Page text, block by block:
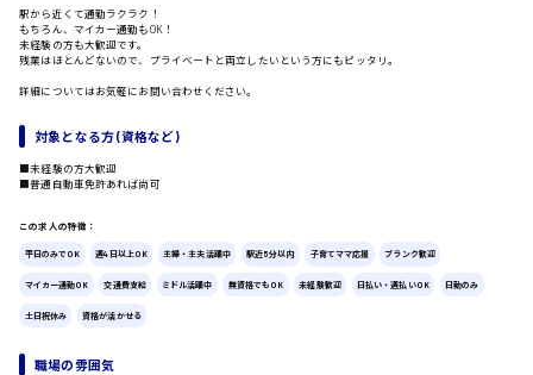
製造オペレーター
検品・包装・箱詰め
軽作業
広島市中区
時給1200円～
駅から近くて通勤ラクラク！
もちろん、マイカー通勤もOK！
未経験の方も大歓迎です。
残業はほとんどないので、プライベートと両立したいという方にもピッタリ。
詳細についてはお気軽にお問い合わせください。
対象となる方 (資格など)
■未経験の方大歓迎
■普通自動車免許あれば尚可
この求人の特徴：
平日のみでOK 週4日以上OK 主婦・主夫活躍中 駅近5分以内 子育てママ応援 ブランク歓迎
マイカー通勤OK 交通費支給 ミドル活躍中 無資格でもOK 未経験歓迎 日払い・週払いOK 日勤のみ
土日祝休み 資格が活かせる
職場の雰囲気